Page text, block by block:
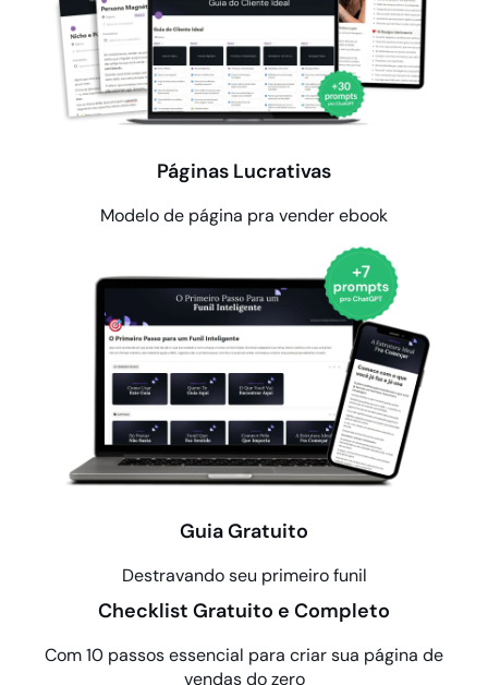
Páginas Lucrativas
Modelo de página pra vender ebook
Guia Gratuito
Destravando seu primeiro funil
Checklist Gratuito e Completo
Com 10 passos essencial para criar sua página de
vendas do zero